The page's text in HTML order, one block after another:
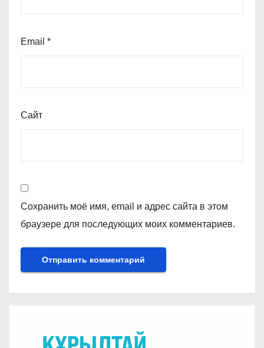
Email *
Сайт
Сохранить моё имя, email и адрес сайта в этом
браузере для последующих моих комментариев.